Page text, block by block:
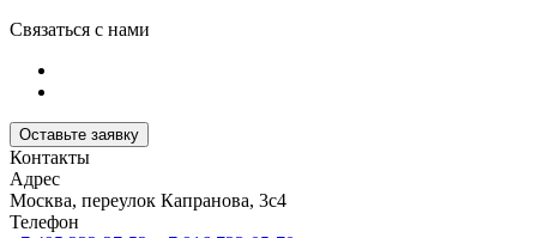
Связаться с нами
Оставьте заявку
Контакты
Адрес
Москва, переулок Капранова, 3с4
Телефон